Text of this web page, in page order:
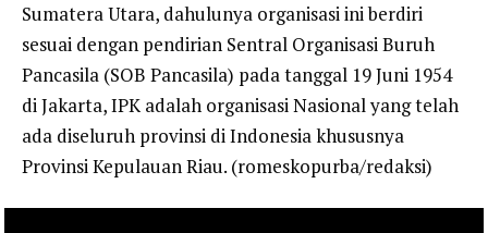
Sumatera Utara, dahulunya organisasi ini berdiri
sesuai dengan pendirian Sentral Organisasi Buruh
Pancasila (SOB Pancasila) pada tanggal 19 Juni 1954
di Jakarta, IPK adalah organisasi Nasional yang telah
ada diseluruh provinsi di Indonesia khususnya
Provinsi Kepulauan Riau. (romeskopurba/redaksi)